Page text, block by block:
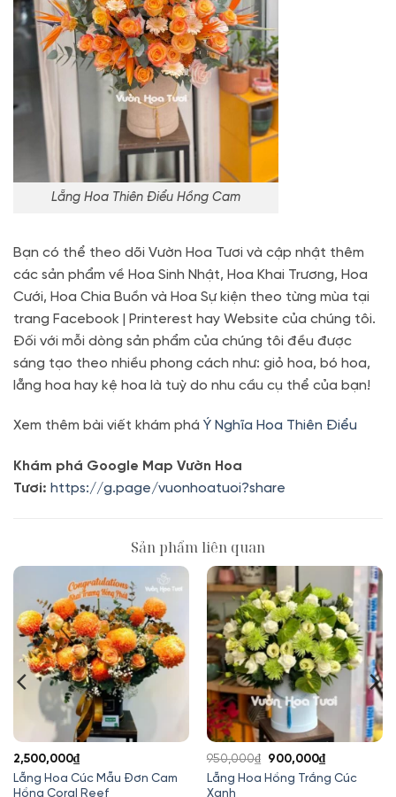
Lẵng Hoa Thiên Điểu Hồng Cam
Bạn có thể theo dõi Vườn Hoa Tươi và cập nhật thêm
các sản phẩm về Hoa Sinh Nhật, Hoa Khai Trương, Hoa
Cưới, Hoa Chia Buồn và Hoa Sự kiện theo từng mùa tại
trang Facebook | Printerest hay Website của chúng tôi.
Đối với mỗi dòng sản phẩm của chúng tôi đều được
sáng tạo theo nhiều phong cách như: giỏ hoa, bó hoa,
lẵng hoa hay kệ hoa là tuỳ do nhu cầu cụ thể của bạn!
Xem thêm bài viết khám phá Ý Nghĩa Hoa Thiên Điểu
Khám phá Google Map Vườn Hoa
Tươi: https://g.page/vuonhoatuoi?share
Sản phẩm liên quan
Lẵng Hoa Cúc Mẫu Đơn Cam
Hồng Coral Reef
2,500,000₫
Lẵng Hoa Hồng Trắng Cúc
Xanh
950,000₫
Giá
gốc
900,000₫Giá
hiện